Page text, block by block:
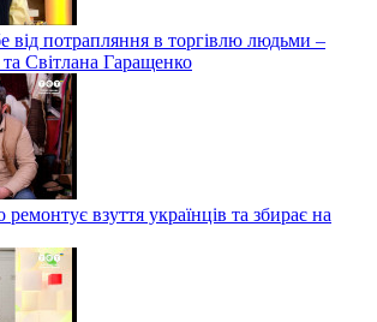
від потрапляння в торгівлю людьми –
Світлана Гаращенко
ремонтує взуття українців та збирає на